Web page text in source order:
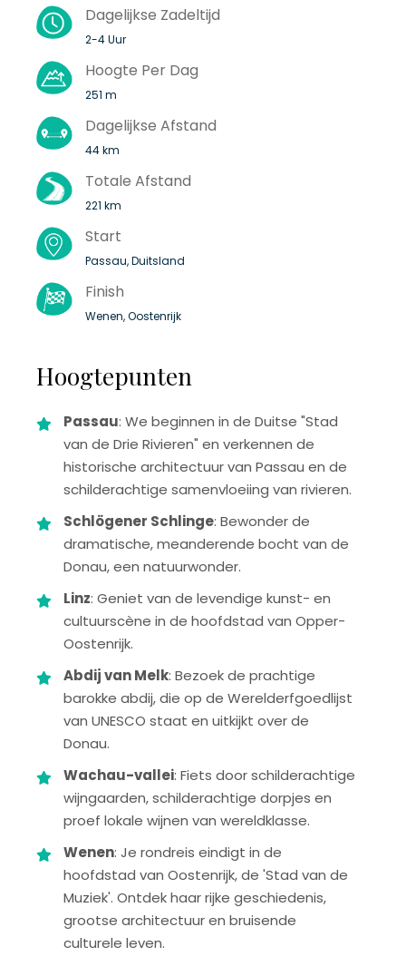
Dagelijkse Zadeltijd
2-4 Uur
Hoogte Per Dag
251 m
Dagelijkse Afstand
44 km
Totale Afstand
221 km
Start
Passau, Duitsland
Finish
Wenen, Oostenrijk
Hoogtepunten
Passau: We beginnen in de Duitse "Stad
van de Drie Rivieren" en verkennen de
historische architectuur van Passau en de
schilderachtige samenvloeiing van rivieren.
Schlögener Schlinge: Bewonder de
dramatische, meanderende bocht van de
Donau, een natuurwonder.
Linz: Geniet van de levendige kunst- en
cultuurscène in de hoofdstad van Opper-
Oostenrijk.
Abdij van Melk: Bezoek de prachtige
barokke abdij, die op de Werelderfgoedlijst
van UNESCO staat en uitkijkt over de
Donau.
Wachau-vallei: Fiets door schilderachtige
wijngaarden, schilderachtige dorpjes en
proef lokale wijnen van wereldklasse.
Wenen: Je rondreis eindigt in de
hoofdstad van Oostenrijk, de 'Stad van de
Muziek'. Ontdek haar rijke geschiedenis,
grootse architectuur en bruisende
culturele leven.